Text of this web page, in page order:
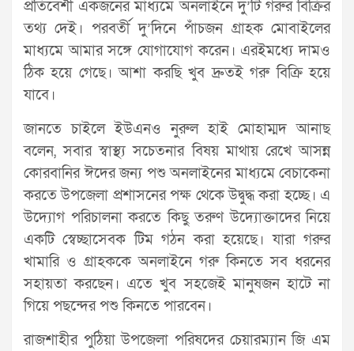
প্রতিবেশী একজনের মাধ্যমে অনলাইনে দু’টি গরুর বিক্রির
তথ্য দেই। পরবর্তী দু’দিনে পাঁচজন গ্রাহক মোবাইলের
মাধ্যমে আমার সঙ্গে যোগাযোগ করেন। এরইমধ্যে দামও
ঠিক হয়ে গেছে। আশা করছি খুব দ্রুতই গরু বিক্রি হয়ে
যাবে।
জানতে চাইলে ইউএনও নুরুল হাই মোহাম্মদ আনাছ
বলেন, সবার স্বাস্থ্য সচেতনার বিষয় মাথায় রেখে আসন্ন
কোরবানির ঈদের জন্য পশু অনলাইনের মাধ্যমে বেচাকেনা
করতে উপজেলা প্রশাসনের পক্ষ থেকে উদ্বুদ্ধ করা হচ্ছে। এ
উদ্যোগ পরিচালনা করতে কিছু তরুণ উদ্যোক্তাদের নিয়ে
একটি স্বেচ্ছাসেবক টিম গঠন করা হয়েছে। যারা গরুর
খামারি ও গ্রাহককে অনলাইনে গরু কিনতে সব ধরনের
সহায়তা করছেন। এতে খুব সহজেই মানুষজন হাটে না
গিয়ে পছন্দের পশু কিনতে পারবেন।
রাজশাহীর পুঠিয়া উপজেলা পরিষদের চেয়ারম্যান জি এম